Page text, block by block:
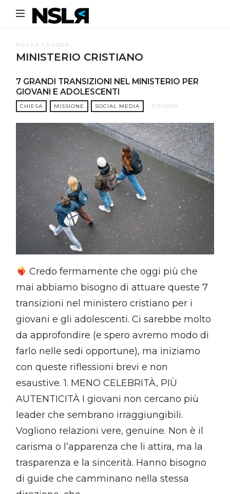
Noi
Siamo
Rivoluzione
POSTS TAGGED
MINISTERIO CRISTIANO
7 GRANDI TRANSIZIONI NEL MINISTERIO PER
GIOVANI E ADOLESCENTI
CHIESA MISSIONE SOCIAL MEDIA 17/11/2024
Credo fermamente che oggi più che
mai abbiamo bisogno di attuare queste 7
transizioni nel ministero cristiano per i
giovani e gli adolescenti. Ci sarebbe molto
da approfondire (e spero avremo modo di
farlo nelle sedi opportune), ma iniziamo
con queste riflessioni brevi e non
esaustive. 1. MENO CELEBRITÀ, PIÙ
AUTENTICITÀ I giovani non cercano più
leader che sembrano irraggiungibili.
Vogliono relazioni vere, genuine. Non è il
carisma o l’apparenza che li attira, ma la
trasparenza e la sincerità. Hanno bisogno
di guide che camminano nella stessa